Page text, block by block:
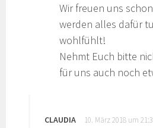
Wir freuen uns
werden alles dafür
wohlfühlt!
Nehmt Euch bitte
für uns auch noch
CLAUDIA 10. März 2018 um